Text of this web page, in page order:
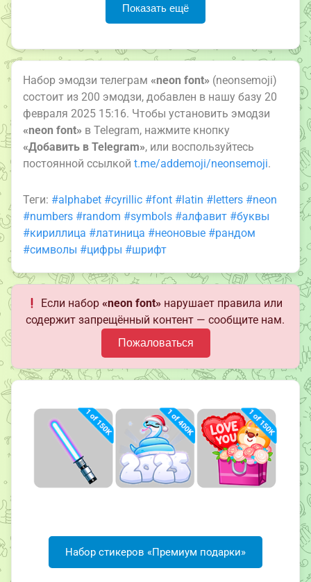
Показать ещё
Набор эмодзи телеграм «neon font» (neonsemoji)
состоит из 200 эмодзи, добавлен в нашу базу 20
февраля 2025 15:16. Чтобы установить эмодзи
«neon font» в Telegram, нажмите кнопку
«Добавить в Telegram», или воспользуйтесь
постоянной ссылкой t.me/addemoji/neonsemoji.
Теги: #alphabet #cyrillic #font #latin #letters #neon
#numbers #random #symbols #алфавит #буквы
#кириллица #латиница #неоновые #рандом
#символы #цифры #шрифт
Если набор«neon font» нарушает правила или
содержит запрещённый контент — сообщите нам.
Пожаловаться
Набор стикеров «Премиум подарки»